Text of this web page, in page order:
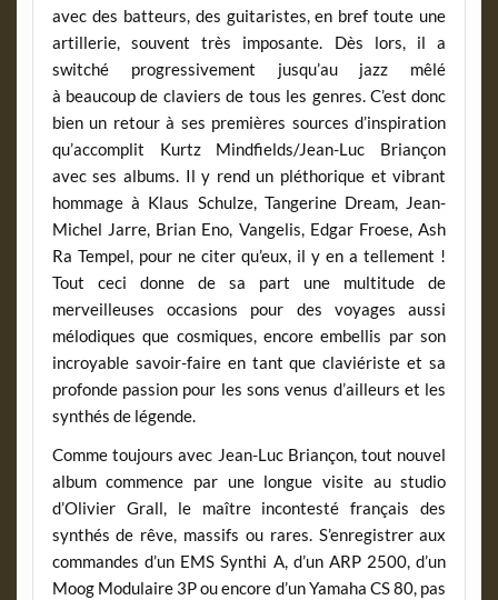
avec des batteurs, des guitaristes, en bref toute une
artillerie, souvent très imposante. Dès lors, il a
switché progressivement jusqu’au jazz mêlé
à beaucoup de claviers de tous les genres. C’est donc
bien un retour à ses premières sources d’inspiration
qu’accomplit Kurtz Mindfields/Jean-Luc Briançon
avec ses albums. Il y rend un pléthorique et vibrant
hommage à Klaus Schulze, Tangerine Dream, Jean-
Michel Jarre, Brian Eno, Vangelis, Edgar Froese, Ash
Ra Tempel, pour ne citer qu’eux, il y en a tellement !
Tout ceci donne de sa part une multitude de
merveilleuses occasions pour des voyages aussi
mélodiques que cosmiques, encore embellis par son
incroyable savoir-faire en tant que claviériste et sa
profonde passion pour les sons venus d’ailleurs et les
synthés de légende.
Comme toujours avec Jean-Luc Briançon, tout nouvel
album commence par une longue visite au studio
d’Olivier Grall, le maître incontesté français des
synthés de rêve, massifs ou rares. S’enregistrer aux
commandes d’un EMS Synthi A, d’un ARP 2500, d’un
Moog Modulaire 3P ou encore d’un Yamaha CS 80, pas